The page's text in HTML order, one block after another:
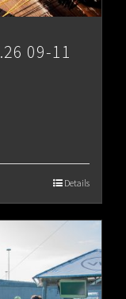
09-11
Details